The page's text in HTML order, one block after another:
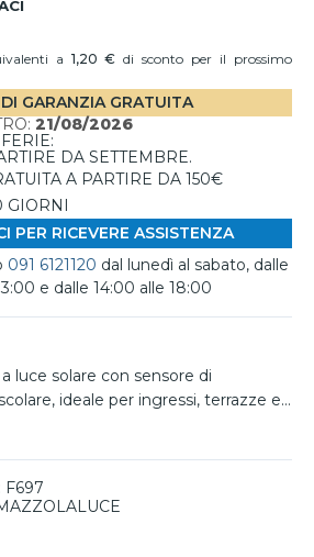
a 1,20 € di sconto per il prossimo
GARANZIA GRATUITA
21/08/2026
DA SETTEMBRE.
A PARTIRE DA 150€
GIORNI
PER RICEVERE ASSISTENZA
091 6121120 dal lunedì al sabato, dalle
e dalle 14:00 alle 18:00
luce solare con sensore di
ideale per ingressi, terrazze e
serve un'illuminazione automatica
solare nella parte superiore,
moderna e discreta facilmente
diffonde un fascio ampio e
F697